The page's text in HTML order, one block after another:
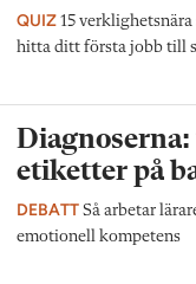
QUIZ 15
hitta ditt första jobb till
Diagnoserna:
etiketter på
DEBATT Så arbetar
emotionell kompetens